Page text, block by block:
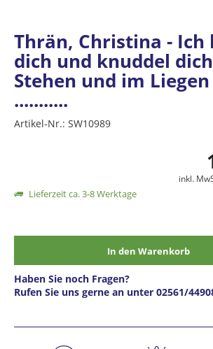
Thrän, Christina - Ich
dich und knuddel
Stehen und im
...........
Artikel-Nr.: SW10989
inkl.
Lieferzeit ca. 3-8 Werktage
In den Warenkorb
Haben Sie noch Fragen?
Rufen Sie uns gerne an unter 02561/
Preis anfragen